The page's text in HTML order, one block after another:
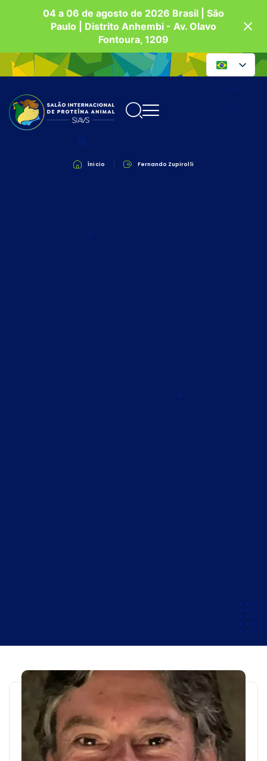
04 a 06 de agosto de 2026 Brasil | São
Paulo | Distrito Anhembi - Av. Olavo
Fontoura, 1209
Ínicio Fernando Zupirolli